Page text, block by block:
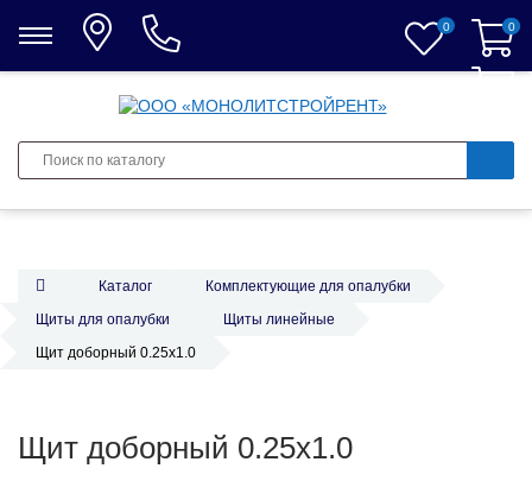
0 0
0
Каталог
Комплектующие для опалубки
Щиты для опалубки
Щиты линейные
Щит доборный 0.25x1.0
Щит доборный 0.25x1.0